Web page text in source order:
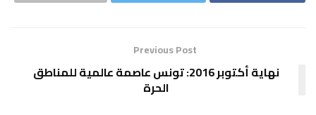
Previous Post
نهاية أكتوبر 2016: تونس عاصمة عالمية للمناطق
الحرة